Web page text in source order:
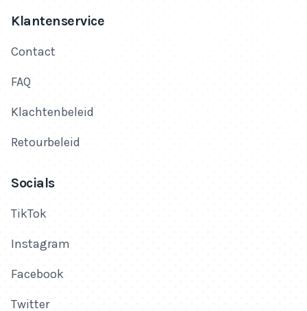
Klantenservice
Contact
FAQ
Klachtenbeleid
Retourbeleid
Socials
TikTok
Instagram
Facebook
Twitter